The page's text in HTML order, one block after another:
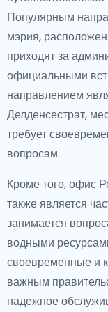
Популярным
мэрия,
приходят за
официальными
направлением
Делденсестрат,
требует
вопросам.
Кроме того, офис
также является
занимается
водными
своевременные и
важным
надежное